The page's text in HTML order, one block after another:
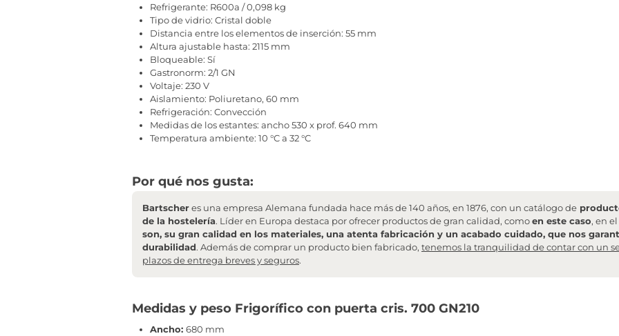
Refrigerante: R600a / 0,098 kg
Tipo de vidrio: Cristal doble
Distancia entre los elementos de inserción: 55 mm
Altura ajustable hasta: 2115 mm
Bloqueable: Sí
Gastronorm: 2/1 GN
Voltaje: 230 V
Aislamiento: Poliuretano, 60 mm
Refrigeración: Convección
Medidas de los estantes: ancho 530 x prof. 640 mm
Temperatura ambiente: 10 °C a 32 °C
Por qué nos gusta:
Bartscheres una empresa Alemana fundada hace más de 140 años, en 1876, con un catálogo de
de la hostelería. Líder en Europa destaca por ofrecer productos de gran calidad, comoen este caso, en
son, su gran calidad en los materiales, una atenta fabricación y un acabado cuidado, que nos
durabilidad. Además de comprar un producto bien fabricado, tenemos la tranquilidad de contar con un
plazos de entrega breves y seguros.
Medidas y peso Frigorífico con puerta cris. 700 GN210
Ancho: 680 mm